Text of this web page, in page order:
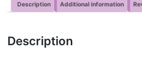
Description Additional information
Description